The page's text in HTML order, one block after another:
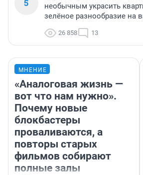
5
необычным украсить
зелёное разнообразие на
26 858 13
МНЕНИЕ
«Аналоговая жизнь —
вот что нам нужно».
Почему новые
блокбастеры
проваливаются, а
повторы старых
фильмов собирают
полные залы